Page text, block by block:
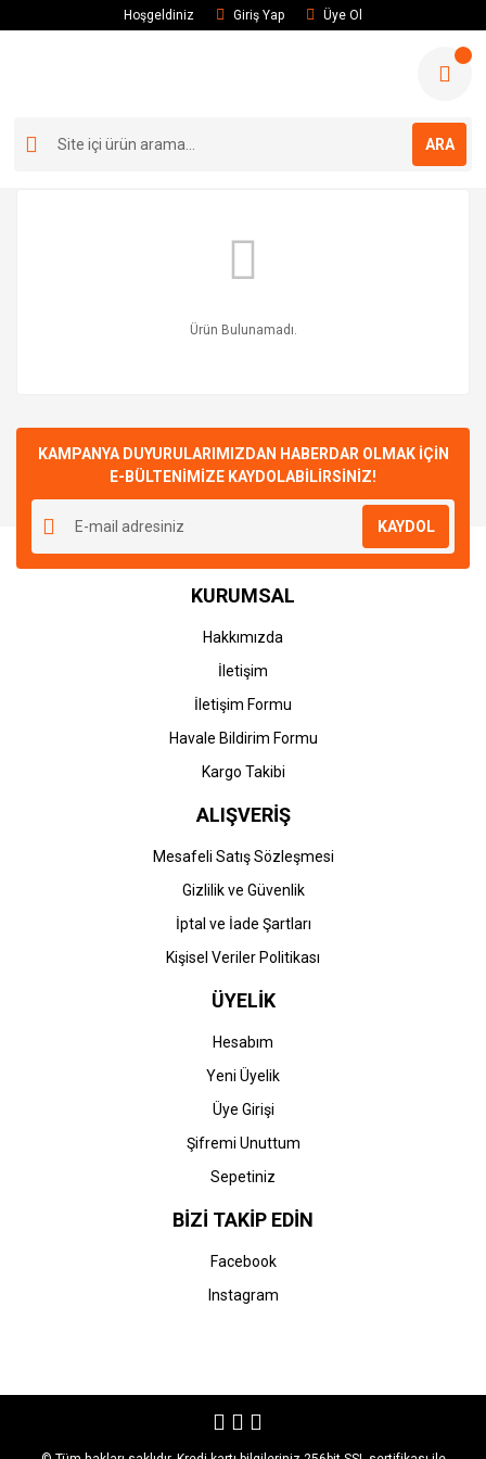
Hoşgeldiniz Giriş Yap Üye Ol
ARA
Ürün Bulunamadı.
KAMPANYA DUYURULARIMIZDAN HABERDAR OLMAK İÇİN
E-BÜLTENİMİZE KAYDOLABİLİRSİNİZ!
KAYDOL
KURUMSAL
Hakkımızda
İletişim
İletişim Formu
Havale Bildirim Formu
Kargo Takibi
ALIŞVERİŞ
Mesafeli Satış Sözleşmesi
Gizlilik ve Güvenlik
İptal ve İade Şartları
Kişisel Veriler Politikası
ÜYELİK
Hesabım
Yeni Üyelik
Üye Girişi
Şifremi Unuttum
Sepetiniz
BİZİ TAKİP EDİN
Facebook
Instagram